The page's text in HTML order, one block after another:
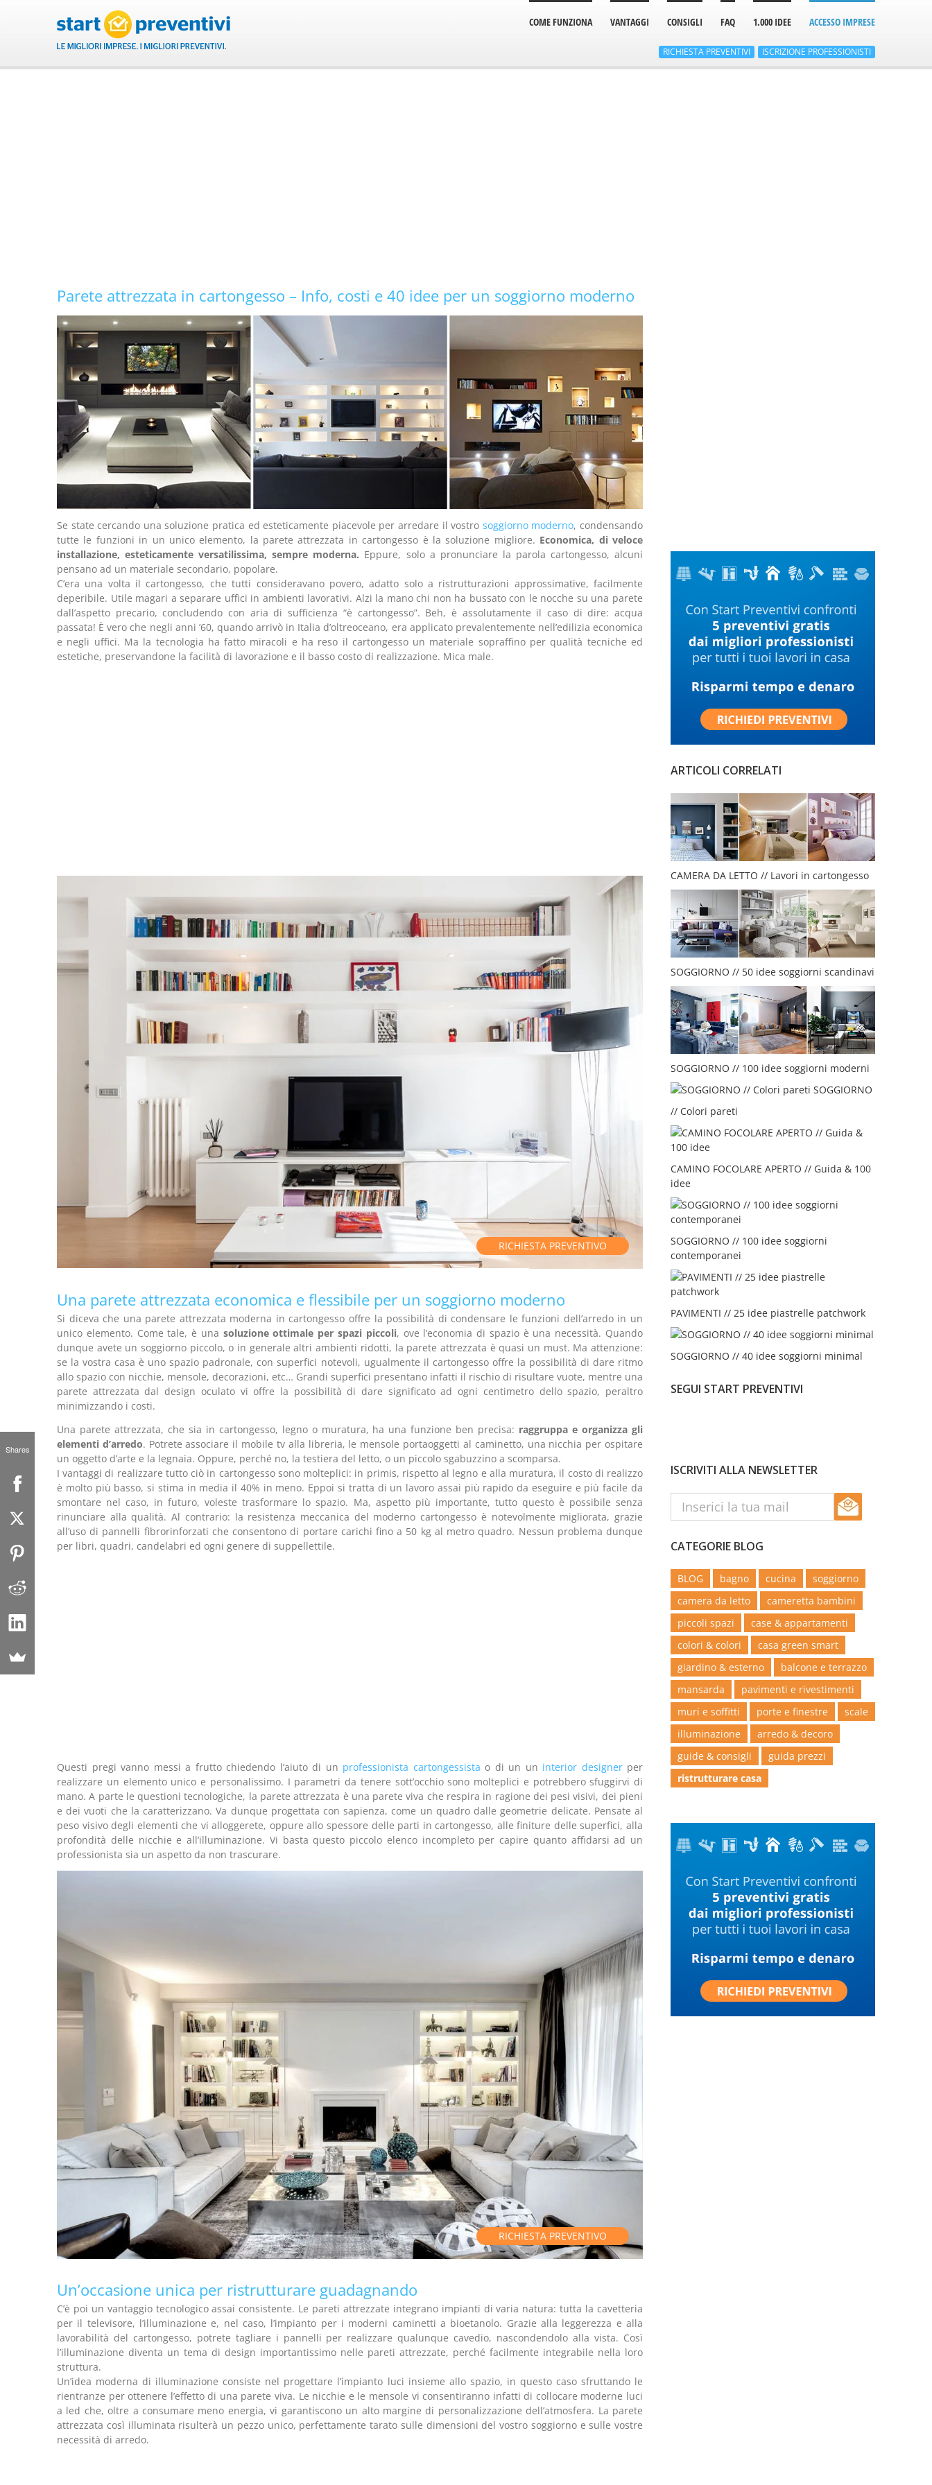
COME FUNZIONA VANTAGGI CONSIGLI FAQ 1.000 IDEE ACCESSO IMPRESE
RICHIESTA PREVENTIVI ISCRIZIONE PROFESSIONISTI
Parete attrezzata in cartongesso – Info, costi e 40 idee per un soggiorno moderno
Se state cercando una soluzione pratica ed esteticamente piacevole per arredare il vostro soggiorno moderno, condensando
tutte le funzioni in un unico elemento, la parete attrezzata in cartongesso è la soluzione migliore. Economica, di veloce
installazione, esteticamente versatilissima, sempre moderna. Eppure, solo a pronunciare la parola cartongesso, alcuni
pensano ad un materiale secondario, popolare.
C’era una volta il cartongesso, che tutti consideravano povero, adatto solo a ristrutturazioni approssimative, facilmente
deperibile. Utile magari a separare uffici in ambienti lavorativi. Alzi la mano chi non ha bussato con le nocche su una parete
dall’aspetto precario, concludendo con aria di sufficienza “è cartongesso”. Beh, è assolutamente il caso di dire: acqua
passata! È vero che negli anni ’60, quando arrivò in Italia d’oltreoceano, era applicato prevalentemente nell’edilizia economica
e negli uffici. Ma la tecnologia ha fatto miracoli e ha reso il cartongesso un materiale sopraffino per qualità tecniche ed
estetiche, preservandone la facilità di lavorazione e il basso costo di realizzazione. Mica male.
RICHIESTA PREVENTIVO
Una parete attrezzata economica e flessibile per un soggiorno moderno
Si diceva che una parete attrezzata moderna in cartongesso offre la possibilità di condensare le funzioni dell’arredo in un
unico elemento. Come tale, è una soluzione ottimale per spazi piccoli, ove l’economia di spazio è una necessità. Quando
dunque avete un soggiorno piccolo, o in generale altri ambienti ridotti, la parete attrezzata è quasi un must. Ma attenzione:
se la vostra casa è uno spazio padronale, con superfici notevoli, ugualmente il cartongesso offre la possibilità di dare ritmo
allo spazio con nicchie, mensole, decorazioni, etc… Grandi superfici presentano infatti il rischio di risultare vuote, mentre una
parete attrezzata dal design oculato vi offre la possibilità di dare significato ad ogni centimetro dello spazio, peraltro
minimizzando i costi.
Una parete attrezzata, che sia in cartongesso, legno o muratura, ha una funzione ben precisa: raggruppa e organizza gli
elementi d’arredo. Potrete associare il mobile tv alla libreria, le mensole portaoggetti al caminetto, una nicchia per ospitare
un oggetto d’arte e la legnaia. Oppure, perché no, la testiera del letto, o un piccolo sgabuzzino a scomparsa.
I vantaggi di realizzare tutto ciò in cartongesso sono molteplici: in primis, rispetto al legno e alla muratura, il costo di realizzo
è molto più basso, si stima in media il 40% in meno. Eppoi si tratta di un lavoro assai più rapido da eseguire e più facile da
smontare nel caso, in futuro, voleste trasformare lo spazio. Ma, aspetto più importante, tutto questo è possibile senza
rinunciare alla qualità. Al contrario: la resistenza meccanica del moderno cartongesso è notevolmente migliorata, grazie
all’uso di pannelli fibrorinforzati che consentono di portare carichi fino a 50 kg al metro quadro. Nessun problema dunque
per libri, quadri, candelabri ed ogni genere di suppellettile.
Questi pregi vanno messi a frutto chiedendo l’aiuto di un professionista cartongessista o di un un interior designerper
realizzare un elemento unico e personalissimo. I parametri da tenere sott’occhio sono molteplici e potrebbero sfuggirvi di
mano. A parte le questioni tecnologiche, la parete attrezzata è una parete viva che respira in ragione dei pesi visivi, dei pieni
e dei vuoti che la caratterizzano. Va dunque progettata con sapienza, come un quadro dalle geometrie delicate. Pensate al
peso visivo degli elementi che vi alloggerete, oppure allo spessore delle parti in cartongesso, alle finiture delle superfici, alla
profondità delle nicchie e all’illuminazione. Vi basta questo piccolo elenco incompleto per capire quanto affidarsi ad un
professionista sia un aspetto da non trascurare.
RICHIESTA PREVENTIVO
Un’occasione unica per ristrutturare guadagnando
C’è poi un vantaggio tecnologico assai consistente. Le pareti attrezzate integrano impianti di varia natura: tutta la cavetteria
per il televisore, l’illuminazione e, nel caso, l’impianto per i moderni caminetti a bioetanolo. Grazie alla leggerezza e alla
lavorabilità del cartongesso, potrete tagliare i pannelli per realizzare qualunque cavedio, nascondendolo alla vista. Così
l’illuminazione diventa un tema di design importantissimo nelle pareti attrezzate, perché facilmente integrabile nella loro
struttura.
Un’idea moderna di illuminazione consiste nel progettare l’impianto luci insieme allo spazio, in questo caso sfruttando le
rientranze per ottenere l’effetto di una parete viva. Le nicchie e le mensole vi consentiranno infatti di collocare moderne luci
a led che, oltre a consumare meno energia, vi garantiscono un alto margine di personalizzazione dell’atmosfera. La parete
attrezzata così illuminata risulterà un pezzo unico, perfettamente tarato sulle dimensioni del vostro soggiorno e sulle vostre
necessità di arredo.
ARTICOLI CORRELATI
CAMERA DA LETTO // Lavori in cartongesso
SOGGIORNO // 50 idee soggiorni scandinavi
SOGGIORNO // 100 idee soggiorni moderni
SOGGIORNO
// Colori pareti
CAMINO FOCOLARE APERTO // Guida & 100
idee
SOGGIORNO // 100 idee soggiorni
contemporanei
PAVIMENTI // 25 idee piastrelle patchwork
SOGGIORNO // 40 idee soggiorni minimal
SEGUI START PREVENTIVI
ISCRIVITI ALLA NEWSLETTER
CATEGORIE BLOG
BLOG bagno cucina
soggiorno
camera da letto
cameretta bambini
piccoli spazi
case & appartamenti
colori & colori
casa green smart
giardino & esterno
balcone e terrazzo
mansarda
pavimenti e rivestimenti
muri e soffitti
porte e finestre
scale
illuminazione
arredo & decoro
guide & consigli
guida prezzi
ristrutturare casa
Shares